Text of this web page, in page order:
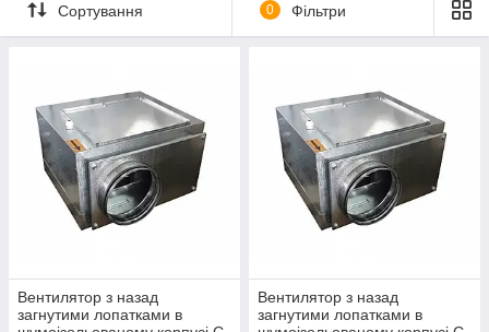
для переміщення повітряних середовищ з
допустимим вмістом пилу та інших твердих домішок, які
Температурний діапазон переміщуваного середовища
варіюється від -30° С до +40° С.
Клас захисту IP54
Сортування 0 Фільтри
Вентилятор з назад
загнутими лопатками в
Вентилятор з назад
загнутими лопатками в